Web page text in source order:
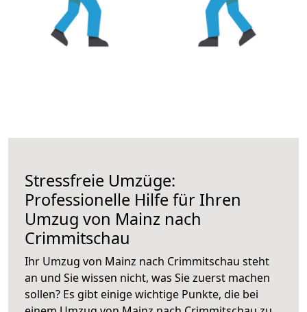
Stressfreie Umzüge:
Professionelle Hilfe für Ihren
Umzug von Mainz nach
Crimmitschau
Ihr Umzug von Mainz nach Crimmitschau steht
an und Sie wissen nicht, was Sie zuerst machen
sollen? Es gibt einige wichtige Punkte, die bei